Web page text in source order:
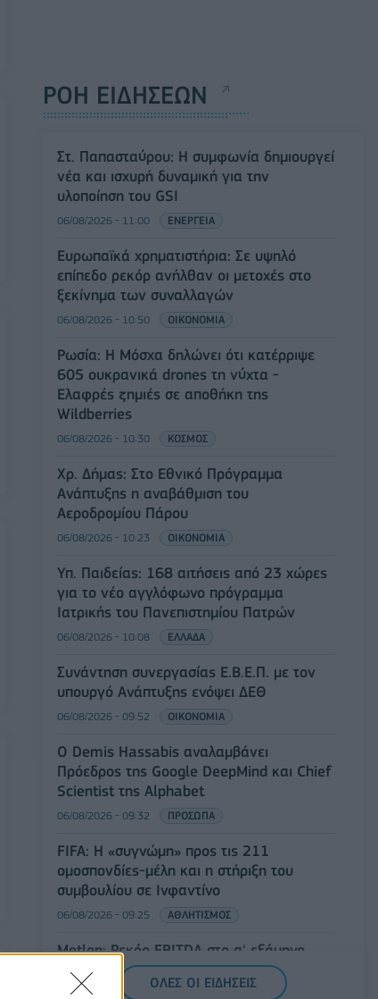
ΡΟΗ ΕΙΔΗΣΕΩΝ
Στ. Παπασταύρου: Η συμφωνία δημιουργεί
νέα και ισχυρή δυναμική για την
υλοποίηση του GSI
06/08/2026 - 11:00 ΕΝΕΡΓΕΙΑ
Ευρωπαϊκά χρηματιστήρια: Σε υψηλό
επίπεδο ρεκόρ ανήλθαν οι μετοχές στο
ξεκίνημα των συναλλαγών
06/08/2026 - 10:50 ΟΙΚΟΝΟΜΙΑ
Ρωσία: Η Μόσχα δηλώνει ότι κατέρριψε
605 ουκρανικά drones τη νύχτα -
Ελαφρές ζημιές σε αποθήκη της
Wildberries
06/08/2026 - 10:30 ΚΟΣΜΟΣ
Χρ. Δήμας: Στο Εθνικό Πρόγραμμα
Ανάπτυξης η αναβάθμιση του
Αεροδρομίου Πάρου
06/08/2026 - 10:23 ΟΙΚΟΝΟΜΙΑ
Υπ. Παιδείας: 168 αιτήσεις από 23 χώρες
για το νέο αγγλόφωνο πρόγραμμα
Ιατρικής του Πανεπιστημίου Πατρών
06/08/2026 - 10:08 ΕΛΛΑΔΑ
Συνάντηση συνεργασίας Ε.Β.Ε.Π. με τον
υπουργό Ανάπτυξης ενόψει ΔΕΘ
06/08/2026 - 09:52 ΟΙΚΟΝΟΜΙΑ
Ο Demis Hassabis αναλαμβάνει
Πρόεδρος της Google DeepMind και Chief
Scientist της Alphabet
06/08/2026 - 09:32 ΠΡΟΣΩΠΑ
FIFA: Η «συγνώμη» προς τις 211
ομοσπονδίες-μέλη και η στήριξη του
συμβουλίου σε Ινφαντίνο
06/08/2026 - 09:25 ΑΘΛΗΤΙΣΜΟΣ
Metlen: Ρεκόρ EBITDA στο α' εξάμηνο,
στα 550 εκατ. ευρώ – Καθαρά κέρδη 313
εκατ. ευρώ.
ΟΛΕΣ ΟΙ ΕΙΔΗΣΕΙΣ